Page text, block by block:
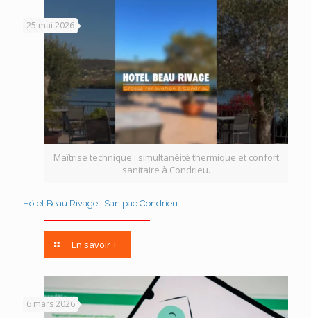
Maîtrise technique : simultanéité thermique et confort
sanitaire à Condrieu.
25 mai 2026
Hôtel Beau Rivage | Sanipac Condrieu
En savoir +
6 mars 2026